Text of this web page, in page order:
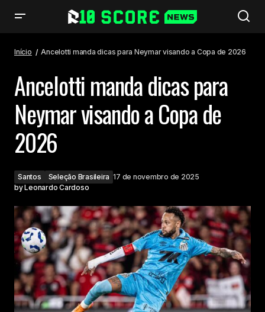
Início Ancelotti manda dicas para Neymar visando a Copa de 2026
Ancelotti manda dicas para
Neymar visando a Copa de
2026
Santos Seleção Brasileira 17 de novembro de 2025
byLeonardo Cardoso